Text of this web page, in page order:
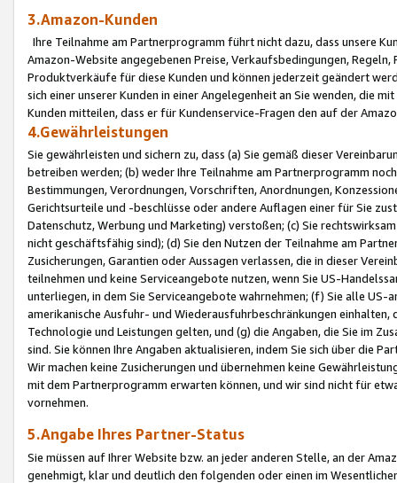
3.Amazon-Kunden
Ihre Teilnahme am Partnerprogramm führt nicht dazu, dass unsere
Amazon-Website angegebenen Preise, Verkaufsbedingungen,
Produktverkäufe für diese Kunden und können jederzeit geändert
sich einer unserer Kunden in einer Angelegenheit an Sie wenden, die
Kunden mitteilen, dass er für Kundenservice-Fragen den auf der
4.Gewährleistungen
Sie gewährleisten und sichern zu, dass (a) Sie gemäß dieser
betreiben werden; (b) weder Ihre Teilnahme am Partnerprogramm
Bestimmungen, Verordnungen, Vorschriften, Anordnungen,
Gerichtsurteile und -beschlüsse oder andere Auflagen einer für Sie
Datenschutz, Werbung und Marketing) verstoßen; (c) Sie
nicht geschäftsfähig sind); (d) Sie den Nutzen der Teilnahme am
Zusicherungen, Garantien oder Aussagen verlassen, die in dieser
teilnehmen und keine Serviceangebote nutzen, wenn Sie US-
unterliegen, in dem Sie Serviceangebote wahrnehmen; (f) Sie alle
amerikanische Ausfuhr- und Wiederausfuhrbeschränkungen
Technologie und Leistungen gelten, und (g) die Angaben, die Sie im
sind. Sie können Ihre Angaben aktualisieren, indem Sie sich über die
Wir machen keine Zusicherungen und übernehmen keine
mit dem Partnerprogramm erwarten können, und wir sind nicht für
vornehmen.
5.Angabe Ihres Partner-Status
Sie müssen auf Ihrer Website bzw. an jeder anderen Stelle, an der
genehmigt, klar und deutlich den folgenden oder einen im